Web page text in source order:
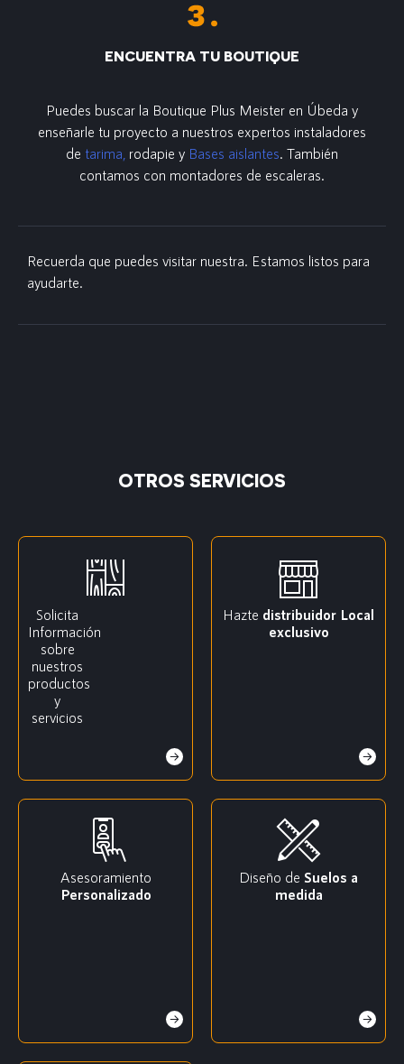
ENCUENTRA TU BOUTIQUE
Puedes buscar la Boutique Plus Meister en Úbeda y
enseñarle tu proyecto a nuestros expertos instaladores
de tarima, rodapie y Bases aislantes. También
contamos con montadores de escaleras.
Recuerda que puedes visitar nuestra. Estamos listos para
ayudarte.
OTROS SERVICIOS
Solicita
Información
sobre
nuestros
productos
y
servicios
Hazte distribuidor Local
exclusivo
Asesoramiento
Personalizado
Diseño de Suelos a
medida